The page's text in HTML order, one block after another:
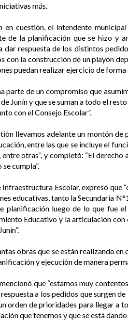
más.
cuestión, el intendente
de la planificación que se hizo y
respuesta de los distintos
con la construcción de un playón
puedan realizar ejercicio de forma
parte de un compromiso que
Junín y que se suman a todo el
con el Consejo Escolar”.
llevamos adelante un montón
entre las que se incluye el
otras”, y completó: “El
cumpla”.
Escolar, expresó que
educativas, tanto la Secundaria
luego de lo que fue
Educativo y la articulación
obras que se están realizando
y ejecución de manera
que “estamos muy
a los pedidos que surgen
orden de prioridades para llegar a
que tenemos y que se está